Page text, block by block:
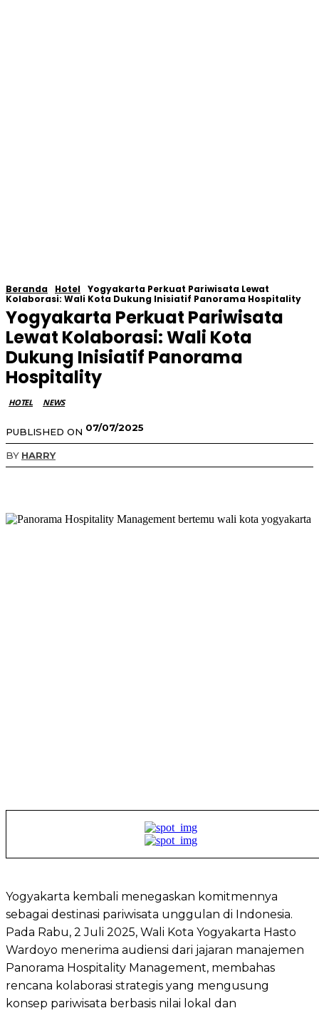
Beranda Hotel Yogyakarta Perkuat Pariwisata Lewat
Kolaborasi: Wali Kota Dukung Inisiatif Panorama Hospitality
Yogyakarta Perkuat Pariwisata
Lewat Kolaborasi: Wali Kota
Dukung Inisiatif Panorama
Hospitality
HOTEL NEWS
PUBLISHED ON 07/07/2025
BY HARRY
Yogyakarta kembali menegaskan komitmennya
sebagai destinasi pariwisata unggulan di Indonesia.
Pada Rabu, 2 Juli 2025, Wali Kota Yogyakarta Hasto
Wardoyo menerima audiensi dari jajaran manajemen
Panorama Hospitality Management, membahas
rencana kolaborasi strategis yang mengusung
konsep pariwisata berbasis nilai lokal dan